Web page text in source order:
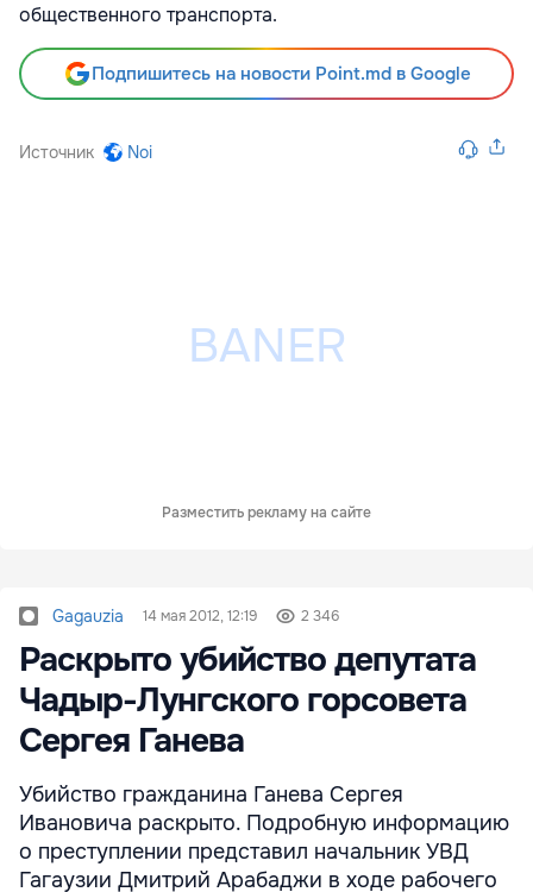
общественного транспорта.
Подпишитесь на новости Point.md в Google
Источник Noi
Разместить рекламу на сайте
Gagauzia 14 мая 2012, 12:19 2 346
Раскрыто убийство депутата
Чадыр-Лунгского горсовета
Сергея Ганева
Убийство гражданина Ганева Сергея
Ивановича раскрыто. Подробную информацию
о преступлении представил начальник УВД
Гагаузии Дмитрий Арабаджи в ходе рабочего